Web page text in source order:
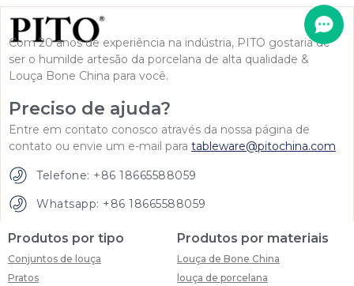
Com 20 anos de experiência na indústria, PITO gostaria de
ser o humilde artesão da porcelana de alta qualidade &
Louça Bone China para você.
Preciso de ajuda?
Entre em contato conosco através da nossa página de
contato ou envie um e-mail para tableware@pitochina.com
Telefone: +86 18665588059
Whatsapp: +86 18665588059
Produtos por tipo
Conjuntos de louça
Pratos
Produtos por materiais
Louça de Bone China
louça de porcelana